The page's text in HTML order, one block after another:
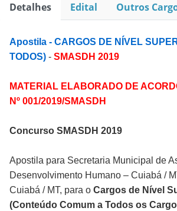
Detalhes Edital Outros
Apostila - CARGOS DE NÍVEL
TODOS) - SMASDH 2019
MATERIAL ELABORADO DE
Nº 001/2019/SMASDH
Concurso SMASDH 2019
Apostila para Secretaria Municipal de
Desenvolvimento Humano – Cuiabá /
Cuiabá / MT, para o Cargos de Nível
(Conteúdo Comum a Todos os